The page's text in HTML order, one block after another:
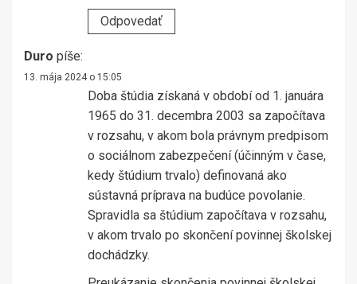
Odpovedať
Duro píše:
13. mája 2024 o 15:05
Doba štúdia získaná v období od 1. januára
1965 do 31. decembra 2003 sa započítava
v rozsahu, v akom bola právnym predpisom
o sociálnom zabezpečení (účinným v čase,
kedy štúdium trvalo) definovaná ako
sústavná príprava na budúce povolanie.
Spravidla sa štúdium započítava v rozsahu,
v akom trvalo po skončení povinnej školskej
dochádzky.